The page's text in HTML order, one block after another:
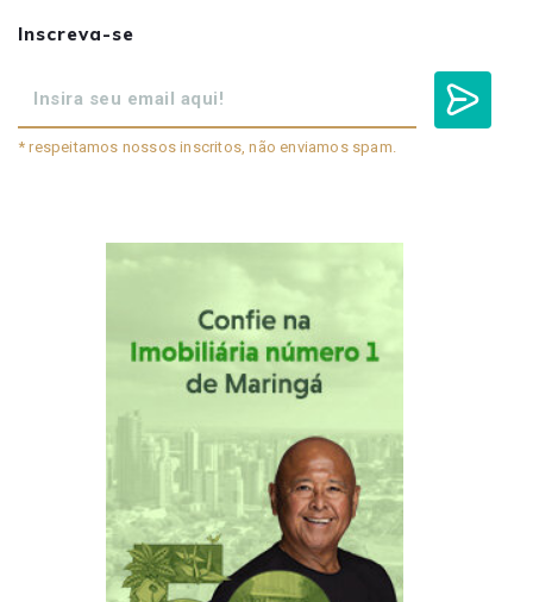
Inscreva-se
* respeitamos nossos inscritos, não enviamos spam.